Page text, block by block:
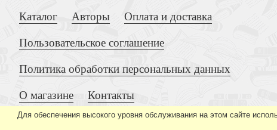
Каталог Авторы
Оплата и доставка
Пользовательское соглашение
Политика обработки персональных данных
О магазине
Контакты
Для обеспечения высокого уровня обслуживания на этом сайте